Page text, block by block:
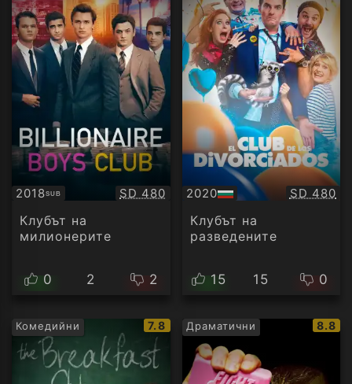
2018SUB
Субтитри Качество:
SD 480
Клубът на
милионерите
0 2 2
2020
БГ
аудио
SD 480
Клубът на
разведените
15 15 0
Комедийни
IMDb
рейтинг:
7.8 Драматични
IMDb
8.8